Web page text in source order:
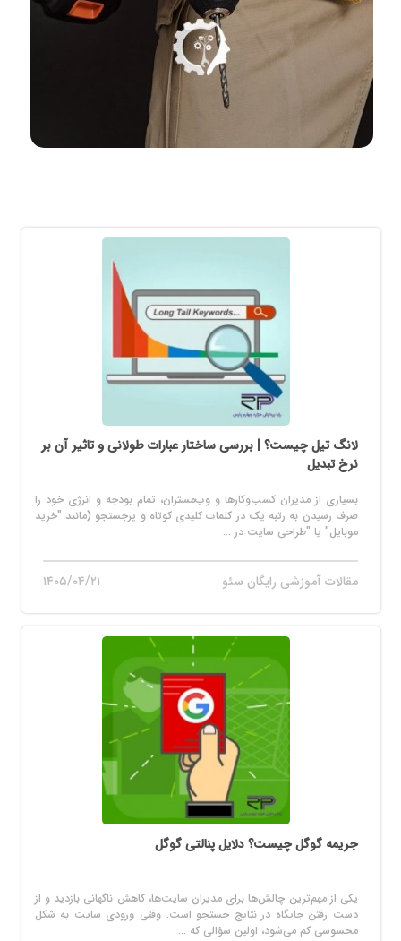
لانگ تیل چیست؟ | بررسی ساختار عبارات طولانی و تاثیر آن بر
نرخ تبدیل
بسیاری از مدیران کسب‌وکارها و وب‌مستران، تمام بودجه و انرژی خود را
صرف رسیدن به رتبه یک در کلمات کلیدی کوتاه و پرجستجو (مانند "خرید
موبایل" یا "طراحی سایت در ...
مقالات آموزشی رایگان سئو ۱۴۰۵/۰۴/۲۱
جریمه گوگل چیست؟ دلایل پنالتی گوگل
یکی از مهم‌ترین چالش‌ها برای مدیران سایت‌ها، کاهش ناگهانی بازدید و از
دست رفتن جایگاه در نتایج جستجو است. وقتی ورودی سایت به شکل
محسوسی کم می‌شود، اولین سؤالی که ...